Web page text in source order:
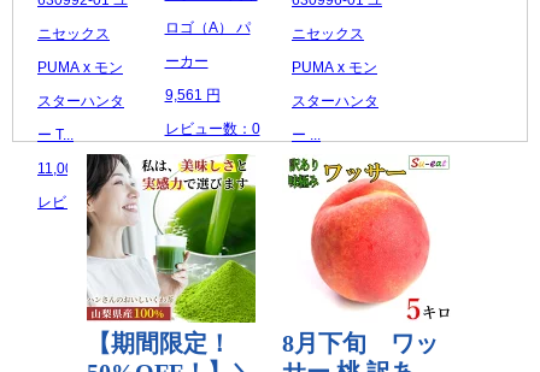
ニセックス
PUMA x モン
スターハンタ
ー T...
11,000 円
レビュー数：0
ロゴ（A） パ
ーカー
9,561 円
レビュー数：0
ニセックス
PUMA x モン
スターハンタ
ー ...
5,610 円
レビュー数：0